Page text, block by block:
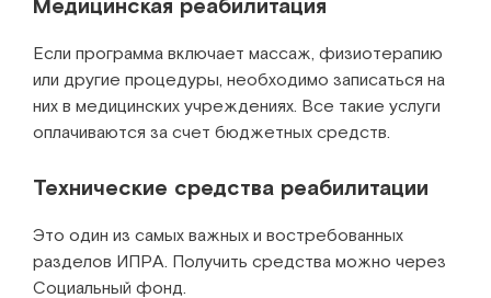
Если программа включает массаж, физиотерапию
или другие процедуры, необходимо записаться на
них в медицинских учреждениях. Все такие услуги
оплачиваются за счет бюджетных средств.
Технические средства реабилитации
Это один из самых важных и востребованных
разделов ИПРА. Получить средства можно через
Социальный фонд.